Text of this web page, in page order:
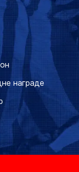
награде